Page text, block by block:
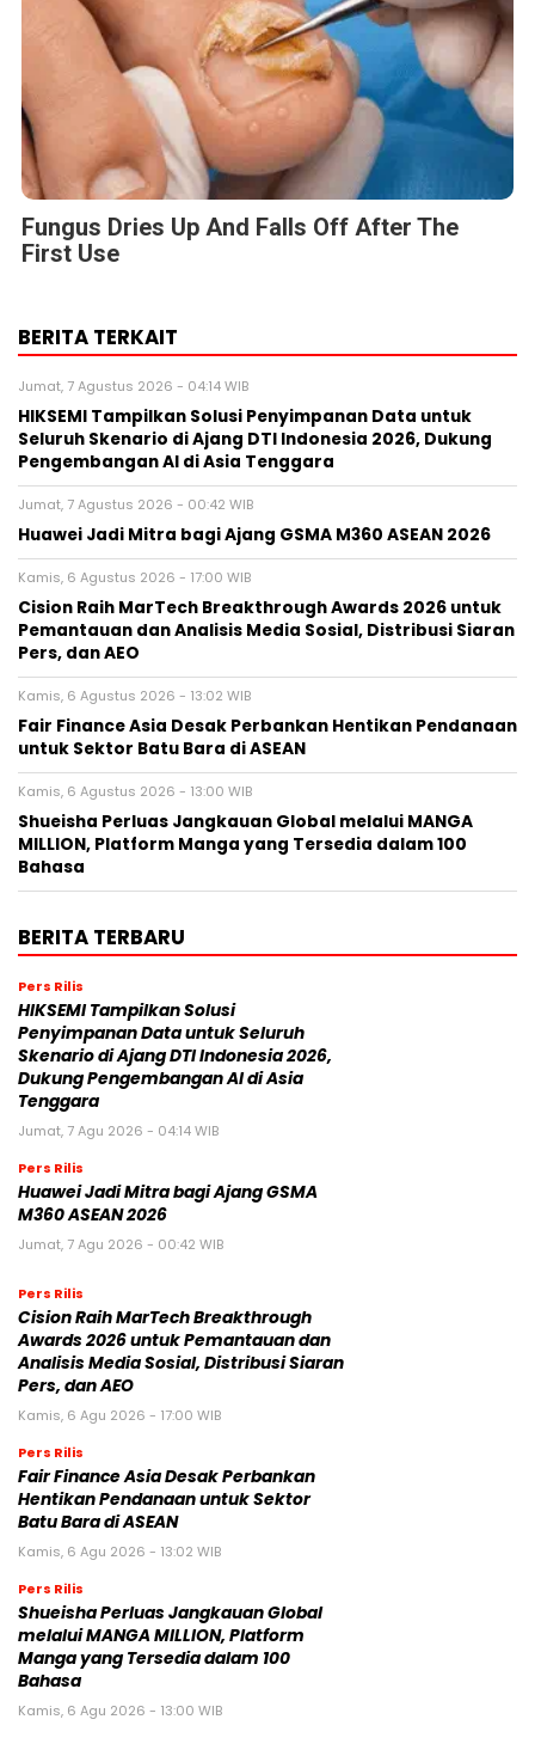
Fungus Dries Up And Falls Off After The
First Use
BERITA TERKAIT
Jumat, 7 Agustus 2026 - 04:14 WIB
HIKSEMI Tampilkan Solusi Penyimpanan Data untuk
Seluruh Skenario di Ajang DTI Indonesia 2026, Dukung
Pengembangan AI di Asia Tenggara
Jumat, 7 Agustus 2026 - 00:42 WIB
Huawei Jadi Mitra bagi Ajang GSMA M360 ASEAN 2026
Kamis, 6 Agustus 2026 - 17:00 WIB
Cision Raih MarTech Breakthrough Awards 2026 untuk
Pemantauan dan Analisis Media Sosial, Distribusi Siaran
Pers, dan AEO
Kamis, 6 Agustus 2026 - 13:02 WIB
Fair Finance Asia Desak Perbankan Hentikan Pendanaan
untuk Sektor Batu Bara di ASEAN
Kamis, 6 Agustus 2026 - 13:00 WIB
Shueisha Perluas Jangkauan Global melalui MANGA
MILLION, Platform Manga yang Tersedia dalam 100
Bahasa
BERITA TERBARU
Pers Rilis
HIKSEMI Tampilkan Solusi
Penyimpanan Data untuk Seluruh
Skenario di Ajang DTI Indonesia 2026,
Dukung Pengembangan AI di Asia
Tenggara
Jumat, 7 Agu 2026 - 04:14 WIB
Pers Rilis
Huawei Jadi Mitra bagi Ajang GSMA
M360 ASEAN 2026
Jumat, 7 Agu 2026 - 00:42 WIB
Pers Rilis
Cision Raih MarTech Breakthrough
Awards 2026 untuk Pemantauan dan
Analisis Media Sosial, Distribusi Siaran
Pers, dan AEO
Kamis, 6 Agu 2026 - 17:00 WIB
Pers Rilis
Fair Finance Asia Desak Perbankan
Hentikan Pendanaan untuk Sektor
Batu Bara di ASEAN
Kamis, 6 Agu 2026 - 13:02 WIB
Pers Rilis
Shueisha Perluas Jangkauan Global
melalui MANGA MILLION, Platform
Manga yang Tersedia dalam 100
Bahasa
Kamis, 6 Agu 2026 - 13:00 WIB